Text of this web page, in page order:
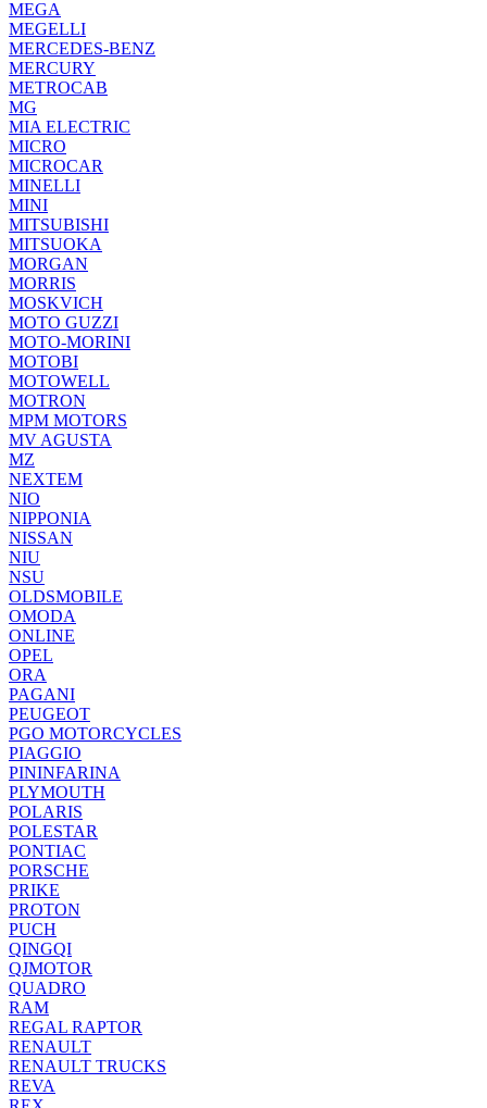
MEGA
MEGELLI
MERCEDES-BENZ
MERCURY
METROCAB
MG
MIA ELECTRIC
MICRO
MICROCAR
MINELLI
MINI
MITSUBISHI
MITSUOKA
MORGAN
MORRIS
MOSKVICH
MOTO GUZZI
MOTO-MORINI
MOTOBI
MOTOWELL
MOTRON
MPM MOTORS
MV AGUSTA
MZ
NEXTEM
NIO
NIPPONIA
NISSAN
NIU
NSU
OLDSMOBILE
OMODA
ONLINE
OPEL
ORA
PAGANI
PEUGEOT
PGO MOTORCYCLES
PIAGGIO
PININFARINA
PLYMOUTH
POLARIS
POLESTAR
PONTIAC
PORSCHE
PRIKE
PROTON
PUCH
QINGQI
QJMOTOR
QUADRO
RAM
REGAL RAPTOR
RENAULT
RENAULT TRUCKS
REVA